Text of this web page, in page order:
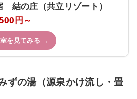
結の庄（共立リゾート）
円～
を見てみる →
ずの湯（源泉かけ流し・畳